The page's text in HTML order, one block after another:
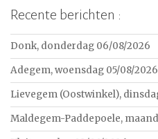
Recente berichten :
Donk, donderdag 06/08/2026
Adegem, woensdag 05/08/2026
Lievegem (Oostwinkel),
Maldegem-Paddepoele,